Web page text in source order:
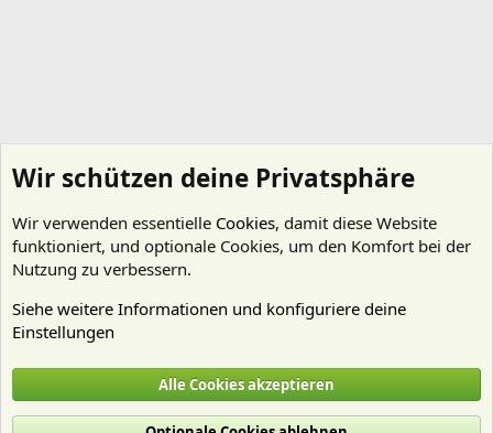
Cookies
Deutsch (Du)
Wir schützen deine Privatsphäre
Wir verwenden essentielle Cookies, damit diese Website
funktioniert, und optionale Cookies, um den Komfort bei der
Nutzung zu verbessern.
Siehe weitere Informationen und konfiguriere deine
Einstellungen
Alle Cookies akzeptieren